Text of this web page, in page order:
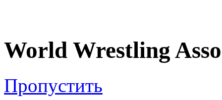
World Wrestling
Пропустить